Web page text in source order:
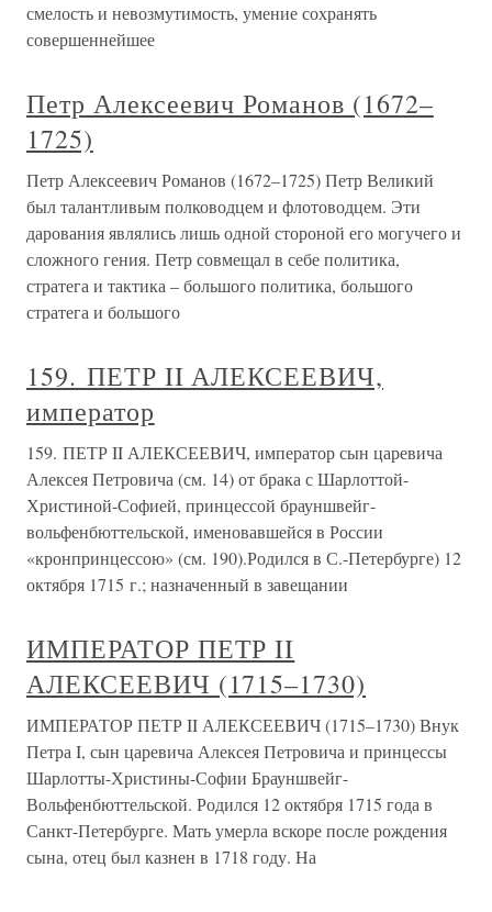
смелость и невозмутимость, умение сохранять
совершеннейшее
Петр Алексеевич Романов (1672–
1725)
Петр Алексеевич Романов (1672–1725) Петр Великий
был талантливым полководцем и флотоводцем. Эти
дарования являлись лишь одной стороной его могучего и
сложного гения. Петр совмещал в себе политика,
стратега и тактика – большого политика, большого
стратега и большого
159. ПЕТР II АЛЕКСЕЕВИЧ,
император
159. ПЕТР II АЛЕКСЕЕВИЧ, император сын царевича
Алексея Петровича (см. 14) от брака с Шарлоттой-
Христиной-Софией, принцессой брауншвейг-
вольфенбюттельской, именовавшейся в России
«кронпринцессою» (см. 190).Родился в С.-Петербурге) 12
октября 1715 г.; назначенный в завещании
ИМПЕРАТОР ПЕТР II
АЛЕКСЕЕВИЧ (1715–1730)
ИМПЕРАТОР ПЕТР II АЛЕКСЕЕВИЧ (1715–1730) Внук
Петра I, сын царевича Алексея Петровича и принцессы
Шарлотты-Христины-Софии Брауншвейг-
Вольфенбюттельской. Родился 12 октября 1715 года в
Санкт-Петербурге. Мать умерла вскоре после рождения
сына, отец был казнен в 1718 году. На